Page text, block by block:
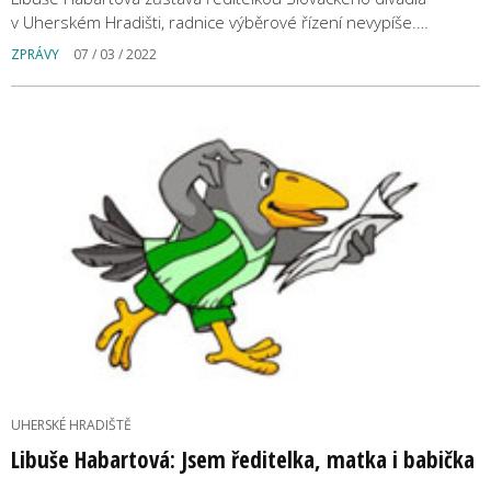
v Uherském Hradišti, radnice výběrové řízení nevypíše.…
ZPRÁVY 07 / 03 / 2022
UHERSKÉ HRADIŠTĚ
Libuše Habartová: Jsem ředitelka, matka i babička